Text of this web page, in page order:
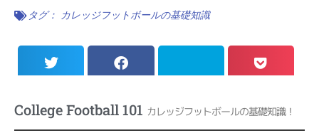
タグ： カレッジフットボールの基礎知識
College Football 101 カレッジフットボールの基礎知識！